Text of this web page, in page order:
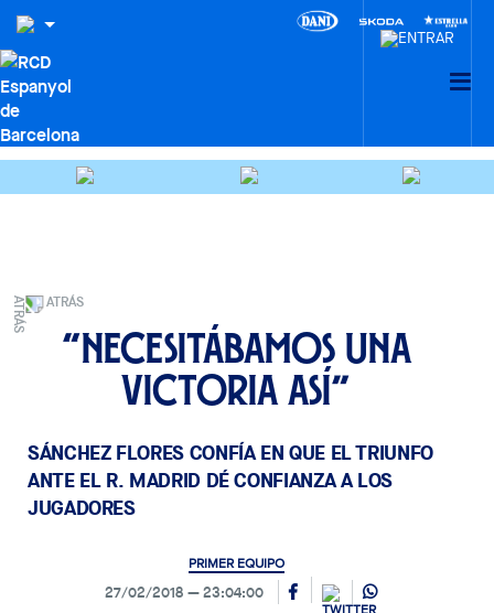
ATRÁS
“Necesitábamos una
victoria así”
SÁNCHEZ FLORES CONFÍA EN QUE EL TRIUNFO
ANTE EL R. MADRID DÉ CONFIANZA A LOS
JUGADORES
PRIMER EQUIPO
27/02/2018 23:04:00